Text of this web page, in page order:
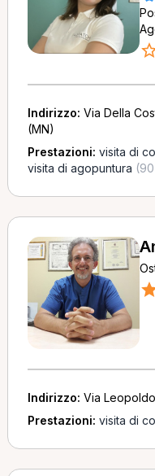
Indirizzo: Via Della
(MN)
Prestazioni: visita di
visita di agopuntura
Indirizzo: Via
Prestazioni: visita di